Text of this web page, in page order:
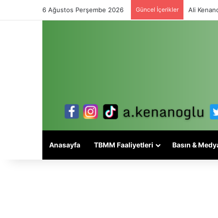
6 Ağustos Perşembe 2026 Güncel İçerikler Ali
Anasayfa TBMM Faaliyetleri Basın &